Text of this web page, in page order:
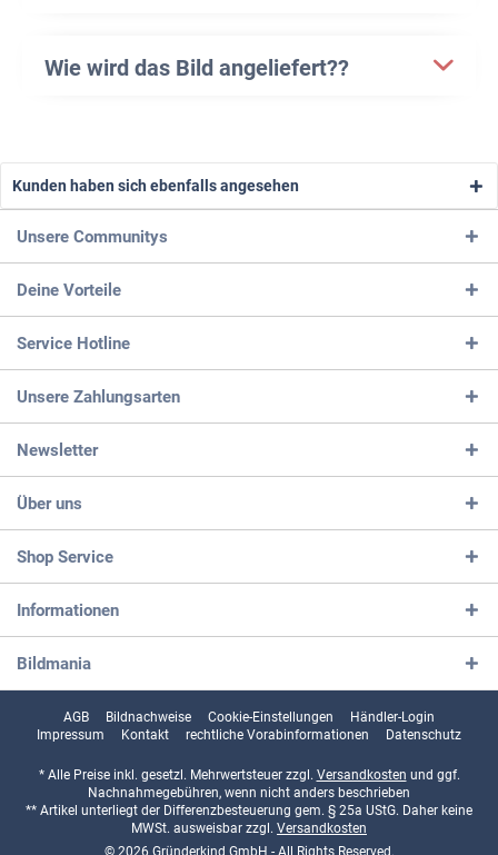
Wie wird das Bild angeliefert??
Kunden haben sich ebenfalls angesehen
Unsere Communitys
Deine Vorteile
Service Hotline
Unsere Zahlungsarten
Newsletter
Über uns
Shop Service
Informationen
Bildmania
AGB Bildnachweise Cookie-Einstellungen
Händler-Login
Impressum
Kontakt rechtliche Vorabinformationen Datenschutz
* Alle Preise inkl. gesetzl. Mehrwertsteuer zzgl. Versandkosten und ggf.
Nachnahmegebühren, wenn nicht anders beschrieben
** Artikel unterliegt der Differenzbesteuerung gem. § 25a UStG. Daher keine
MWSt. ausweisbar zzgl. Versandkosten
© 2026 Gründerkind GmbH - All Rights Reserved.